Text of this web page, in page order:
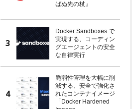
ばぬ先の杖』
Docker Sandboxes で
実現する、コーディン
グエージェントの安全
な自律実行
脆弱性管理を大幅に削
減する、安全で強化さ
れたコンテナイメージ
「Docker Hardened